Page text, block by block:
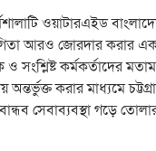
ওয়াটারএইড
আরও জোরদার করার
সংশ্লিষ্ট কর্মকর্তাদের
অন্তর্ভুক্ত করার মাধ্যমে
সেবাব্যবস্থা গড়ে